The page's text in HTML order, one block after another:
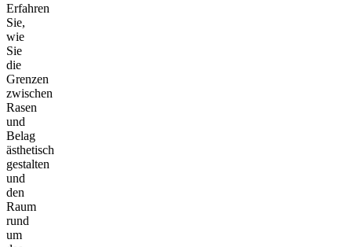
Erfahren
Sie,
wie
Sie
die
Grenzen
zwischen
Rasen
und
Belag
ästhetisch
gestalten
und
den
Raum
rund
um